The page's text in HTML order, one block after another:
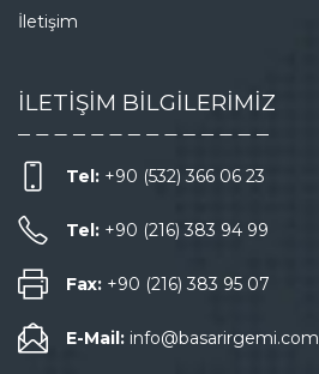
İletişim
İLETİŞİM BİLGİLERİMİZ
Tel: +90 (532) 366 06 23
Tel: +90 (216) 383 94 99
Fax: +90 (216) 383 95 07
E-Mail: info@basarirgemi.com